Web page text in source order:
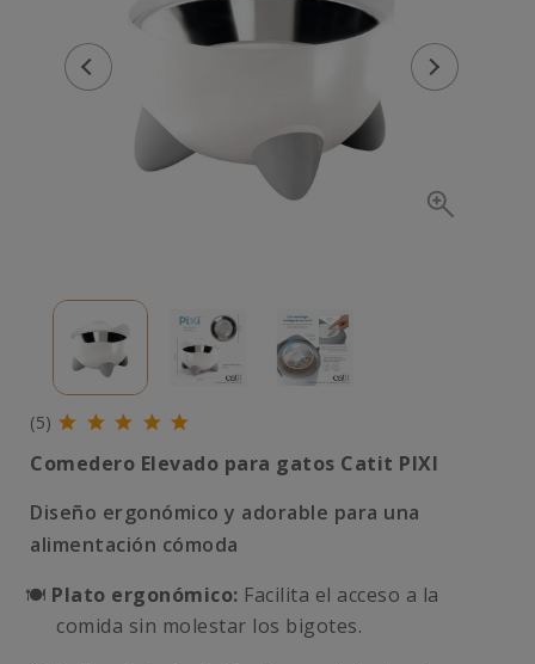
(5)
Comedero Elevado para gatos Catit PIXI
Diseño ergonómico y adorable para una
alimentación cómoda
🍽️ Plato ergonómico: Facilita el acceso a la
comida sin molestar los bigotes.